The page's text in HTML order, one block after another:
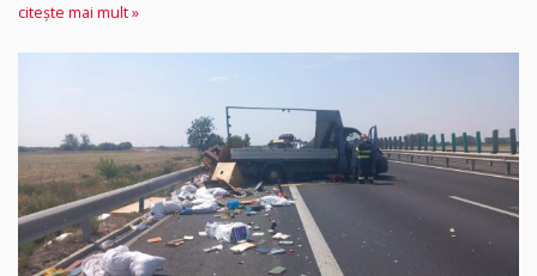
citește mai mult »